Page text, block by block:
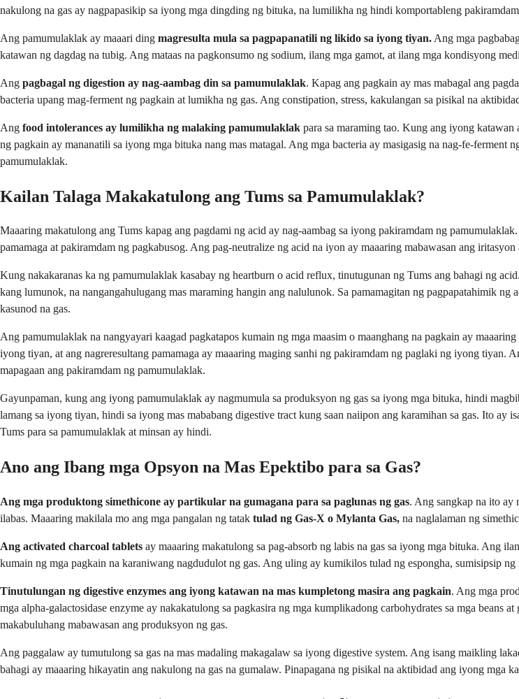
nakulong na gas ay nagpapasikip sa iyong mga dingding ng bituka, na lumilikha ng hindi komportableng
Ang pamumulaklak ay maaari ding magresulta mula sa pagpapanatili ng likido sa iyong tiyan. Ang mga
katawan ng dagdag na tubig. Ang mataas na pagkonsumo ng sodium, ilang mga gamot, at ilang mga kondisyong
Ang pagbagal ng digestion ay nag-aambag din sa pamumulaklak. Kapag ang pagkain ay mas mabagal ang
bacteria upang mag-ferment ng pagkain at lumikha ng gas. Ang constipation, stress, kakulangan sa pisikal na
Ang food intolerances ay lumilikha ng malaking pamumulaklak para sa maraming tao. Kung ang iyong
ng pagkain ay mananatili sa iyong mga bituka nang mas matagal. Ang mga bacteria ay masigasig na nag-fe-ferment
pamumulaklak.
Kailan Talaga Makakatulong ang Tums sa Pamumulaklak?
Maaaring makatulong ang Tums kapag ang pagdami ng acid ay nag-aambag sa iyong pakiramdam ng
pamamaga at pakiramdam ng pagkabusog. Ang pag-neutralize ng acid na iyon ay maaaring mabawasan ang
Kung nakakaranas ka ng pamumulaklak kasabay ng heartburn o acid reflux, tinutugunan ng Tums ang bahagi ng
kang lumunok, na nangangahulugang mas maraming hangin ang nalulunok. Sa pamamagitan ng pagpapatahimik
kasunod na gas.
Ang pamumulaklak na nangyayari kaagad pagkatapos kumain ng mga maasim o maanghang na pagkain ay
iyong tiyan, at ang nagreresultang pamamaga ay maaaring maging sanhi ng pakiramdam ng paglaki ng iyong tiyan.
mapagaan ang pakiramdam ng pamumulaklak.
Gayunpaman, kung ang iyong pamumulaklak ay nagmumula sa produksyon ng gas sa iyong mga bituka, hindi
lamang sa iyong tiyan, hindi sa iyong mas mababang digestive tract kung saan naiipon ang karamihan sa gas. Ito
Tums para sa pamumulaklak at minsan ay hindi.
Ano ang Ibang mga Opsyon na Mas Epektibo para sa Gas?
Ang mga produktong simethicone ay partikular na gumagana para sa paglunas ng gas. Ang sangkap na ito ay
ilabas. Maaaring makilala mo ang mga pangalan ng tatak tulad ng Gas-X o Mylanta Gas, na naglalaman ng
Ang activated charcoal tablets ay maaaring makatulong sa pag-absorb ng labis na gas sa iyong mga bituka. Ang
kumain ng mga pagkain na karaniwang nagdudulot ng gas. Ang uling ay kumikilos tulad ng espongha, sumisipsip
Tinutulungan ng digestive enzymes ang iyong katawan na mas kumpletong masira ang pagkain. Ang mga
mga alpha-galactosidase enzyme ay nakakatulong sa pagkasira ng mga kumplikadong carbohydrates sa mga
makabuluhang mabawasan ang produksyon ng gas.
Ang paggalaw ay tumutulong sa gas na mas madaling makagalaw sa iyong digestive system. Ang isang maikling
bahagi ay maaaring hikayatin ang nakulong na gas na gumalaw. Pinapagana ng pisikal na aktibidad ang iyong mga